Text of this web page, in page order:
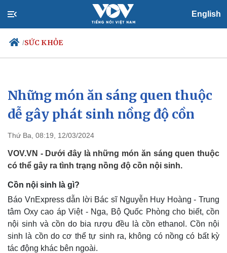
English
/SỨC KHỎE
Chính trị
Đảng
Tổ chức nhân sự
Nhận diện sự thật
Xã hội
Tin 24h
Dự báo thời tiết
Việc làm
Biển đảo
Những món ăn sáng quen thuộc
dễ gây phát sinh nồng độ cồn
Thứ Ba, 08:19, 12/03/2024
VOV.VN - Dưới đây là những món ăn sáng quen thuộc
có thể gây ra tình trạng nồng độ cồn nội sinh.
Cồn nội sinh là gì?
Báo VnExpress dẫn lời Bác sĩ Nguyễn Huy Hoàng - Trung
tâm Oxy cao áp Việt - Nga, Bộ Quốc Phòng cho biết, cồn
nội sinh và cồn do bia rượu đều là cồn ethanol. Cồn nội
sinh là cồn do cơ thể tự sinh ra, không có nồng có bất kỳ
tác động khác bên ngoài.